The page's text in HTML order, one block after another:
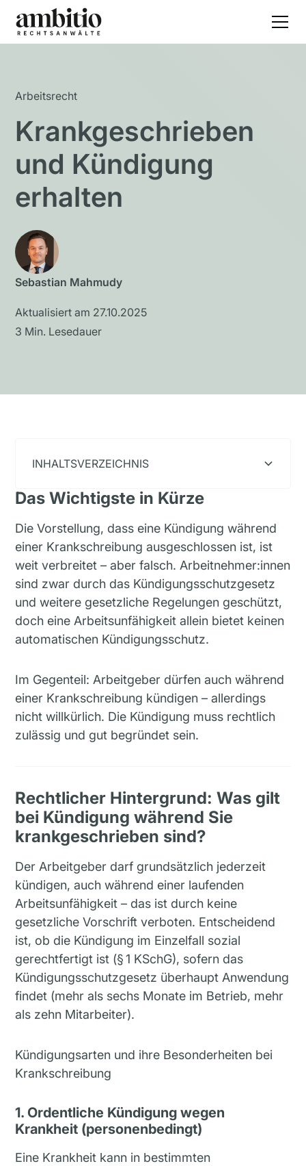
Arbeitsrecht
Krankgeschrieben
und Kündigung
erhalten
Sebastian Mahmudy
Aktualisiert am 27.10.2025
3 Min. Lesedauer
INHALTSVERZEICHNIS
Heading 2
Das Wichtigste in Kürze
Die Vorstellung, dass eine Kündigung während
einer Krankschreibung ausgeschlossen ist, ist
weit verbreitet – aber falsch. Arbeitnehmer:innen
sind zwar durch das Kündigungsschutzgesetz
und weitere gesetzliche Regelungen geschützt,
doch eine Arbeitsunfähigkeit allein bietet keinen
automatischen Kündigungsschutz.
Im Gegenteil: Arbeitgeber dürfen auch während
einer Krankschreibung kündigen – allerdings
nicht willkürlich. Die Kündigung muss rechtlich
zulässig und gut begründet sein.
Rechtlicher Hintergrund: Was gilt
bei Kündigung während Sie
krankgeschrieben sind?
Der Arbeitgeber darf grundsätzlich jederzeit
kündigen, auch während einer laufenden
Arbeitsunfähigkeit – das ist durch keine
gesetzliche Vorschrift verboten. Entscheidend
ist, ob die Kündigung im Einzelfall sozial
gerechtfertigt ist (§ 1 KSchG), sofern das
Kündigungsschutzgesetz überhaupt Anwendung
findet (mehr als sechs Monate im Betrieb, mehr
als zehn Mitarbeiter).
Kündigungsarten und ihre Besonderheiten bei
Krankschreibung
1. Ordentliche Kündigung wegen
Krankheit (personenbedingt)
Eine Krankheit kann in bestimmten